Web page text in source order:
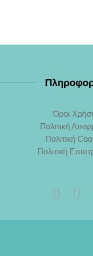
Όροι
Πολιτική
Πολιτική
Πολιτική